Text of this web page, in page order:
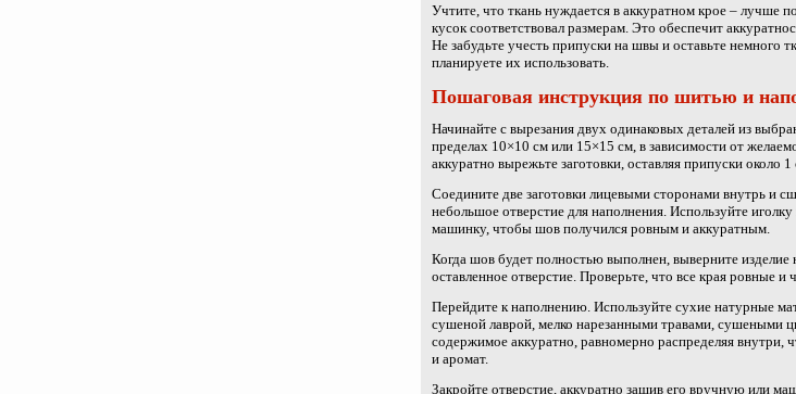
Учтите, что ткань нуждается в аккуратном крое – лучше
кусок соответствовал размерам. Это обеспечит
Не забудьте учесть припуски на швы и оставьте немного
планируете их использовать.
Пошаговая инструкция по шитью и
Начинайте с вырезания двух одинаковых деталей из
пределах 10×10 см или 15×15 см, в зависимости от
аккуратно вырежьте заготовки, оставляя припуски около
Соедините две заготовки лицевыми сторонами внутрь и
небольшое отверстие для наполнения. Используйте
машинку, чтобы шов получился ровным и аккуратным.
Когда шов будет полностью выполнен, выверните изделие
оставленное отверстие. Проверьте, что все края ровные и
Перейдите к наполнению. Используйте сухие натурные
сушеной лаврой, мелко нарезанными травами, сушеными
содержимое аккуратно, равномерно распределяя
и аромат.
Закройте отверстие, аккуратно зашив его вручную или